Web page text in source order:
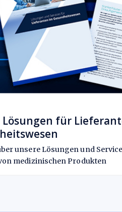
Lösungen für
unsere Lösungen und
medizinischen Produkten